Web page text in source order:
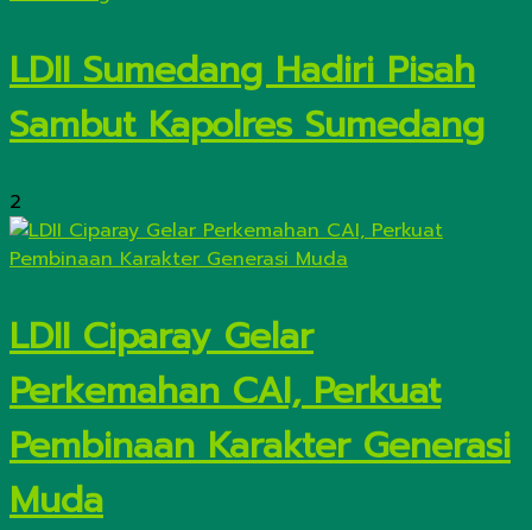
LDII Sumedang Hadiri Pisah
Sambut Kapolres Sumedang
2
LDII Ciparay Gelar
Perkemahan CAI, Perkuat
Pembinaan Karakter Generasi
Muda